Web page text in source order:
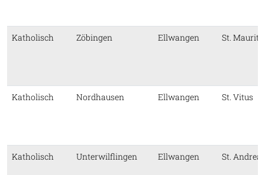
Katholisch Zöbingen Ellwangen St.
Katholisch Nordhausen Ellwangen St. Vitus
Katholisch Unterwilflingen Ellwangen St. Andreas